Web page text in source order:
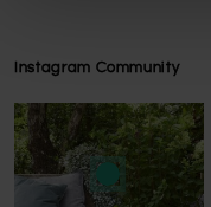
Instagram Community
Press to skip carousel